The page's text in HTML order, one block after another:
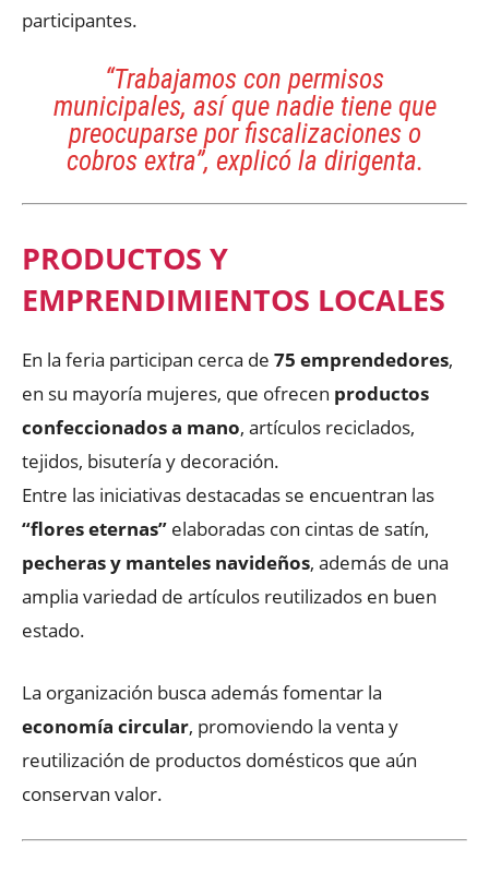
participantes.
“Trabajamos con permisos
municipales, así que nadie tiene que
preocuparse por fiscalizaciones o
cobros extra”, explicó la dirigenta.
PRODUCTOS Y
EMPRENDIMIENTOS LOCALES
En la feria participan cerca de 75 emprendedores,
en su mayoría mujeres, que ofrecen productos
confeccionados a mano, artículos reciclados,
tejidos, bisutería y decoración.
Entre las iniciativas destacadas se encuentran las
“flores eternas” elaboradas con cintas de satín,
pecheras y manteles navideños, además de una
amplia variedad de artículos reutilizados en buen
estado.
La organización busca además fomentar la
economía circular, promoviendo la venta y
reutilización de productos domésticos que aún
conservan valor.